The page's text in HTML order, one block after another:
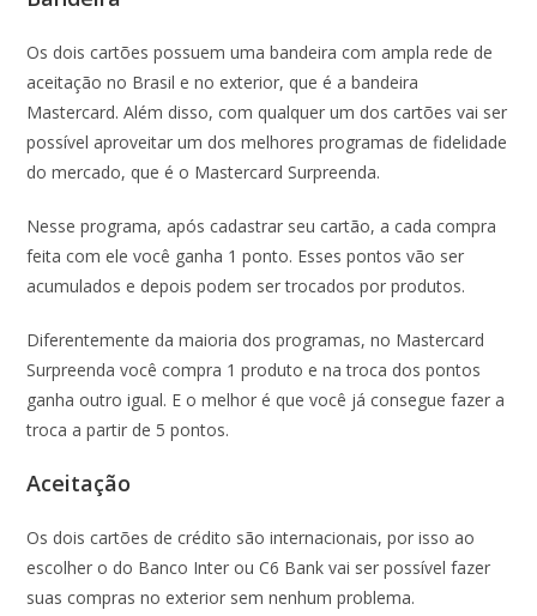
Os dois cartões possuem uma bandeira com ampla rede de
aceitação no Brasil e no exterior, que é a bandeira
Mastercard. Além disso, com qualquer um dos cartões vai ser
possível aproveitar um dos melhores programas de fidelidade
do mercado, que é o Mastercard Surpreenda.
Nesse programa, após cadastrar seu cartão, a cada compra
feita com ele você ganha 1 ponto. Esses pontos vão ser
acumulados e depois podem ser trocados por produtos.
Diferentemente da maioria dos programas, no Mastercard
Surpreenda você compra 1 produto e na troca dos pontos
ganha outro igual. E o melhor é que você já consegue fazer a
troca a partir de 5 pontos.
Aceitação
Os dois cartões de crédito são internacionais, por isso ao
escolher o do Banco Inter ou C6 Bank vai ser possível fazer
suas compras no exterior sem nenhum problema.